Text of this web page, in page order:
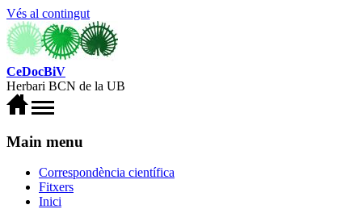
Vés al contingut
CeDocBiV
Herbari BCN de la UB
Main menu
Correspondència científica
Fitxers
Inici